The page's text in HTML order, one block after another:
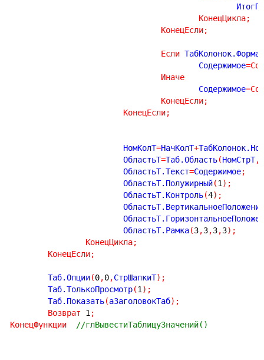
КонецЦикла;
КонецЕсли;
Если
					Содержимое
=
Иначе
					Содержимое
=
КонецЕсли;
КонецЕсли;
			НомКолТ
=НачКолТ+
			ОбластьТ
=Таб.Область(НомСтрТ,
			ОбластьТ.Текст
=Содержимое;
			ОбластьТ.Полужирный
(1 ) ;
			ОбластьТ.Контроль
(4) ;
			ОбластьТ.Рамка
(3,3,3,3) ;
КонецЦикла;
КонецЕсли;
	Таб.Опции
(0,0,СтрШапкиТ) ;
	Таб.ТолькоПросмотр
(1 ) ;
	Таб.Показать
(аЗаголовокТаб) ;
Возврат
1 ;
КонецФункции
//глВывестиТаблицуЗначений()